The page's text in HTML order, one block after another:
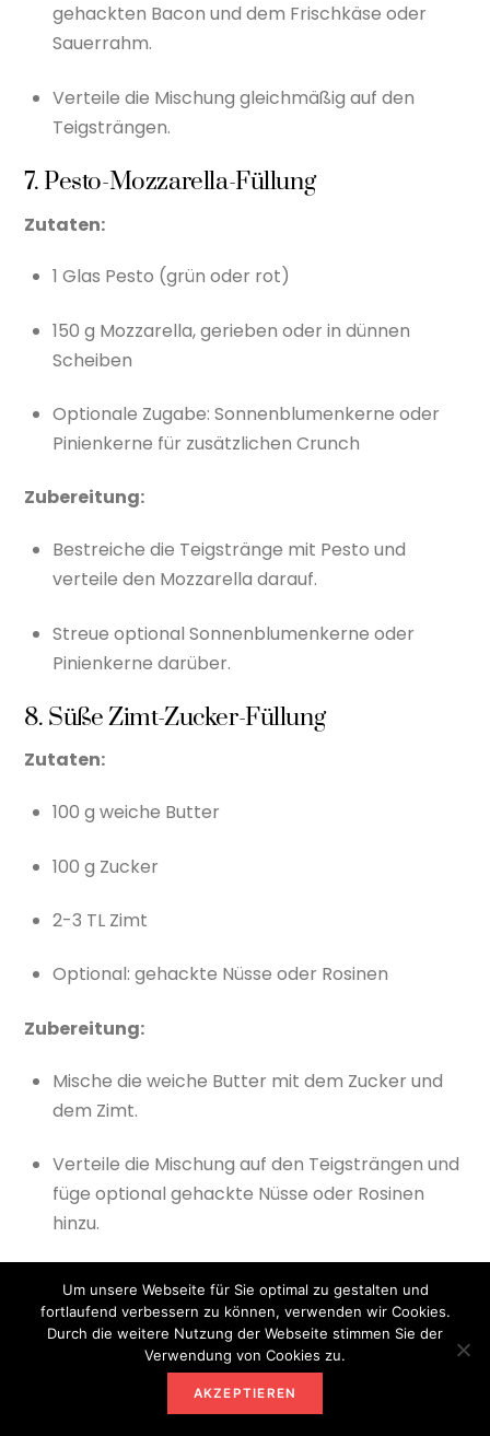
gehackten Bacon und dem Frischkäse oder
Sauerrahm.
Verteile die Mischung gleichmäßig auf den
Teigsträngen.
7. Pesto-Mozzarella-Füllung
Zutaten:
1 Glas Pesto (grün oder rot)
150 g Mozzarella, gerieben oder in dünnen
Scheiben
Optionale Zugabe: Sonnenblumenkerne oder
Pinienkerne für zusätzlichen Crunch
Zubereitung:
Bestreiche die Teigstränge mit Pesto und
verteile den Mozzarella darauf.
Streue optional Sonnenblumenkerne oder
Pinienkerne darüber.
8. Süße Zimt-Zucker-Füllung
Zutaten:
100 g weiche Butter
100 g Zucker
2-3 TL Zimt
Optional: gehackte Nüsse oder Rosinen
Zubereitung:
Mische die weiche Butter mit dem Zucker und
dem Zimt.
Verteile die Mischung auf den Teigsträngen und
füge optional gehackte Nüsse oder Rosinen
hinzu.
9. Apfel-Zimt-Füllung
Zutaten:
1 großer Apfel, geschält und fein gewürfelt
Um unsere Webseite für Sie optimal zu gestalten und
fortlaufend verbessern zu können, verwenden wir Cookies.
Durch die weitere Nutzung der Webseite stimmen Sie der
Verwendung von Cookies zu.
AKZEPTIEREN